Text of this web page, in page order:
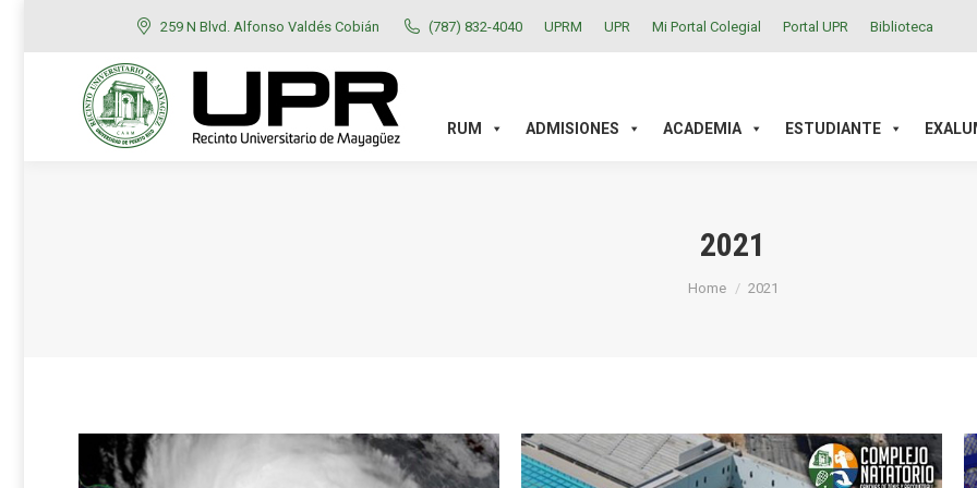
259 N Blvd. Alfonso Valdés Cobián (787) 832-4040 UPRM UPR Mi Portal Colegial Portal UPR Biblioteca
RUM ADMISIONES ACADEMIA ESTUDIANTE
2021
You are here:
Home 2021
RUM ADMISIONES